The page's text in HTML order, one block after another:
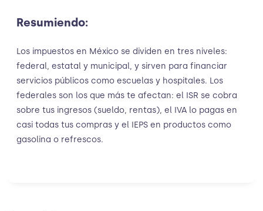
Resumiendo:
Los impuestos en México se dividen en tres niveles:
federal, estatal y municipal, y sirven para financiar
servicios públicos como escuelas y hospitales. Los
federales son los que más te afectan: el ISR se cobra
sobre tus ingresos (sueldo, rentas), el IVA lo pagas en
casi todas tus compras y el IEPS en productos como
gasolina o refrescos.